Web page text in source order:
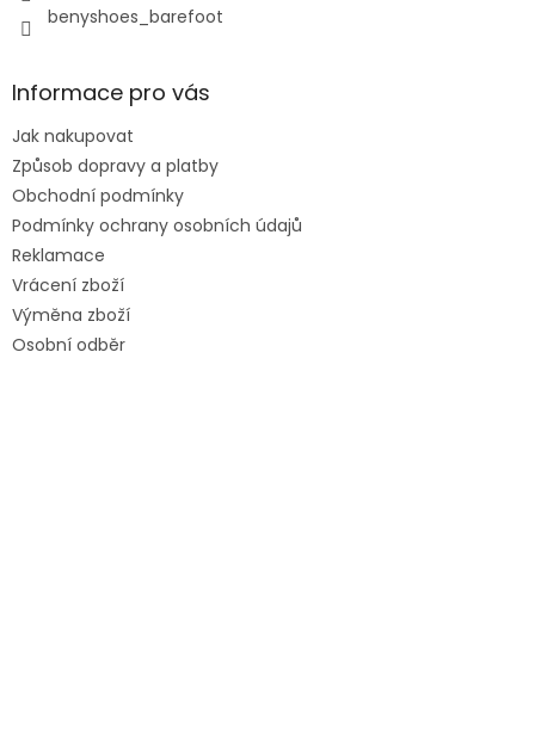
benyshoes_barefoot
Informace pro vás
Jak nakupovat
Způsob dopravy a platby
Obchodní podmínky
Podmínky ochrany osobních údajů
Reklamace
Vrácení zboží
Výměna zboží
Osobní odběr